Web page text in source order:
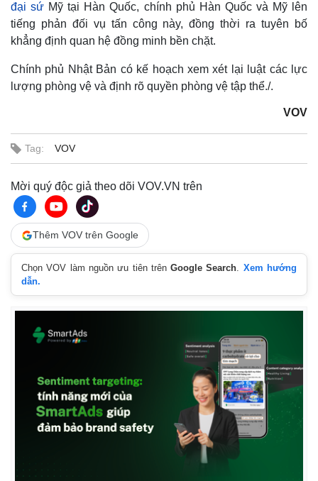
Quan sát
Cuộc sống đó đây
Hồ sơ
Video
đại sứ Mỹ tại Hàn Quốc, chính phủ Hàn Quốc và Mỹ lên
tiếng phản đối vụ tấn công này, đồng thời ra tuyên bố
khẳng định quan hệ đồng minh bền chặt.
Chính phủ Nhật Bản có kế hoạch xem xét lại luật các lực
lượng phòng vệ và định rõ quyền phòng vệ tập thể./.
VOV
Tag: VOV
Mời quý độc giả theo dõi VOV.VN trên
Thêm VOV trên Google
Chọn VOV làm nguồn ưu tiên trênGoogle Search. Xem hướng
dẫn.